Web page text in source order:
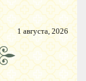
1 августа, 2026